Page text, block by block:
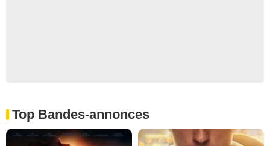
Top Bandes-annonces